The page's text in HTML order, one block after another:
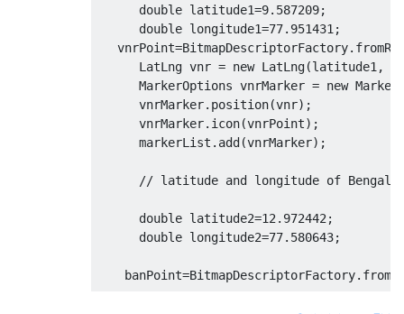
double latitude1=9.587209;
double longitude1=77.951431 ;
   vnrPoint
=BitmapDescriptorFactory.
LatLng vnr = new LatLng(latitude1 ,
MarkerOptions vnrMarker = new
      vnrMarker
. position(vnr);
      vnrMarker
. icon(vnrPoint);
      markerList
. add(vnrMarker);
// latitude and longitude of
double latitude2=12.972442 ;
double longitude2=77.580643;
    banPoint
=BitmapDescriptorFactory.